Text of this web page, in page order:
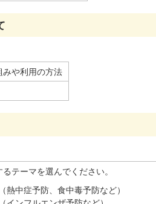
みや利用の方法
テーマを選んでください。
熱中症予防、食中毒予防など）